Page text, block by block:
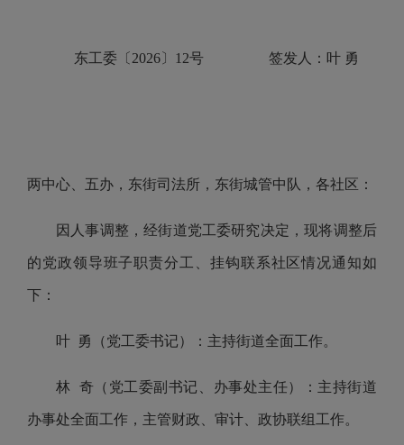
东工委〔2026〕12号 签发人： 叶 勇
两中心、五办，东街司法所，东街城管中队，各社区：
因人事调整，经街道党工委研究决定，现将调整后
的党政领导班子职责分工、挂钩联系社区情况通知如
下：
叶 勇（党工委书记）：主持街道全面工作。
林 奇（党工委副书记、办事处主任）：主持街道
办事处全面工作，主管财政、审计、政协联组工作。